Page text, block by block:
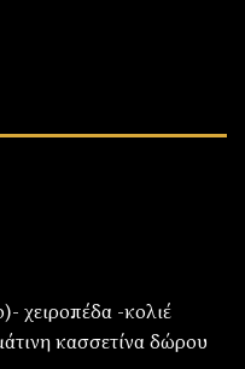
χειροπέδα -κολιέ
κασσετίνα δώρου